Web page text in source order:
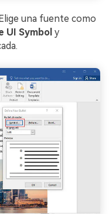
una fuente como
UI Symbol y